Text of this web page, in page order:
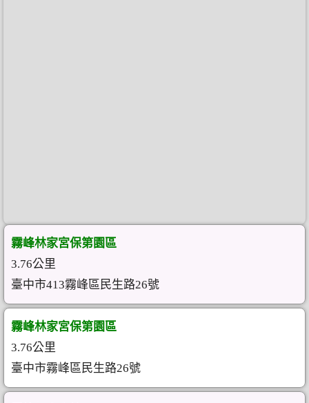
霧峰林家宮保第園區
3.76公里
臺中市413霧峰區民生路26號
霧峰林家宮保第園區
3.76公里
臺中市霧峰區民生路26號